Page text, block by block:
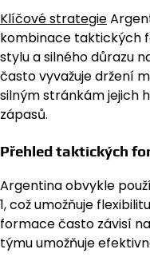
Klíčové strategie
kombinace taktických
stylu a silného důrazu
často vyvažuje držení
silným stránkám jejich
zápasů.
Přehled taktických
Argentina obvykle
1, což umožňuje
formace často závisí
týmu umožňuje